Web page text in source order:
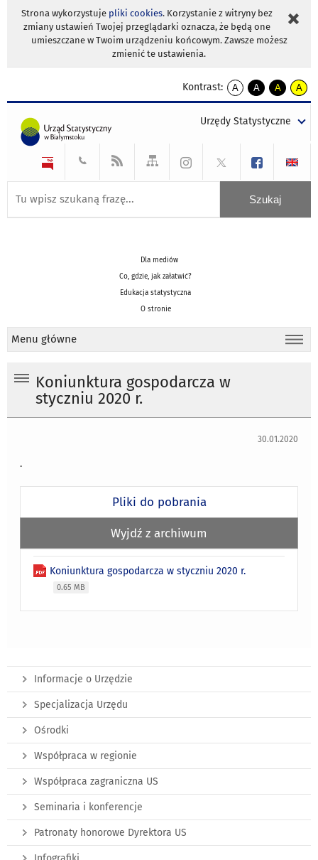
Strona wykorzystuje pliki cookies. Korzystanie z witryny bez
zmiany ustawień Twojej przeglądarki oznacza, że będą one
umieszczane w Twoim urządzeniu końcowym. Zawsze możesz
zmienić te ustawienia.
Kontrast:
A
kontrast
A
kontrast
tekst
czarnym
A
kontrast
tekst
czarnym
A
tekst
żółtym
Urzędy Statystyczne
Dla mediów
Co, gdzie, jak załatwić?
Edukacja statystyczna
O stronie
Menu główne
Koniunktura gospodarcza w
styczniu 2020 r.
30.01.2020
.
Pliki do pobrania
Wyjdź z archiwum
Koniunktura gospodarcza w styczniu 2020 r.
0.65 MB
Informacje o Urzędzie
Specjalizacja Urzędu
Ośrodki
Współpraca w regionie
Współpraca zagraniczna US
Seminaria i konferencje
Patronaty honorowe Dyrektora US